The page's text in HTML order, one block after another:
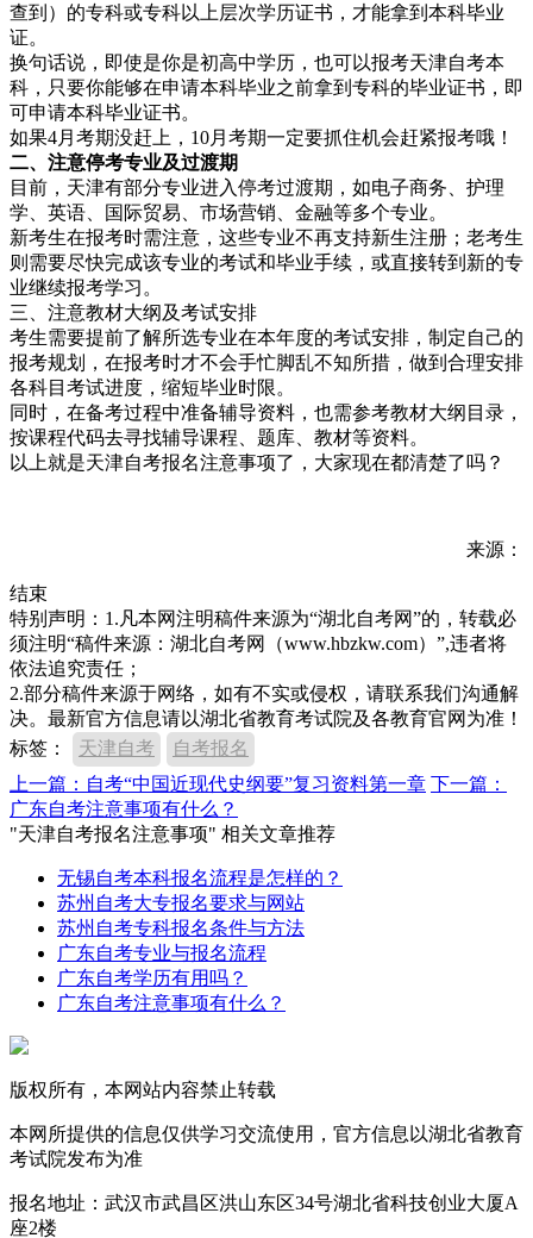
查到）的专科或专科以上层次学历证书，才能拿到本科毕业
证。
换句话说，即使是你是初高中学历，也可以报考天津自考本
科，只要你能够在申请本科毕业之前拿到专科的毕业证书，即
可申请本科毕业证书。
如果4月考期没赶上，10月考期一定要抓住机会赶紧报考哦！
二、注意停考专业及过渡期
目前，天津有部分专业进入停考过渡期，如电子商务、护理
学、英语、国际贸易、市场营销、金融等多个专业。
新考生在报考时需注意，这些专业不再支持新生注册；老考生
则需要尽快完成该专业的考试和毕业手续，或直接转到新的专
业继续报考学习。
三、注意教材大纲及考试安排
考生需要提前了解所选专业在本年度的考试安排，制定自己的
报考规划，在报考时才不会手忙脚乱不知所措，做到合理安排
各科目考试进度，缩短毕业时限。
同时，在备考过程中准备辅导资料，也需参考教材大纲目录，
按课程代码去寻找辅导课程、题库、教材等资料。
以上就是天津自考报名注意事项了，大家现在都清楚了吗？
来源：
结束
特别声明：1.凡本网注明稿件来源为“湖北自考网”的，转载必
须注明“稿件来源：湖北自考网（www.hbzkw.com）”,违者将
依法追究责任；
2.部分稿件来源于网络，如有不实或侵权，请联系我们沟通解
决。最新官方信息请以湖北省教育考试院及各教育官网为准！
标签：
天津自考
自考报名
上一篇：自考“中国近现代史纲要”复习资料第一章 下一篇：
广东自考注意事项有什么？
"天津自考报名注意事项" 相关文章推荐
无锡自考本科报名流程是怎样的？
苏州自考大专报名要求与网站
苏州自考专科报名条件与方法
广东自考专业与报名流程
广东自考学历有用吗？
广东自考注意事项有什么？
版权所有，本网站内容禁止转载
本网所提供的信息仅供学习交流使用，官方信息以湖北省教育
考试院发布为准
报名地址：武汉市武昌区洪山东区34号湖北省科技创业大厦A
座2楼